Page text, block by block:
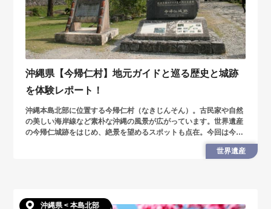
沖縄県【今帰仁村】地元ガイドと巡る歴史と城跡
を体験レポート！
沖縄本島北部に位置する今帰仁村（なきじんそん）。古民家や自然
の美しい海岸線など素朴な沖縄の風景が広がっています。世界遺産
の今帰仁城跡をはじめ、絶景を望めるスポットも点在。今回は今帰
仁村の知られざる歴史スポットを巡り、伝統文化を紐解いていきま
世界遺産
沖縄県 < 本島北部